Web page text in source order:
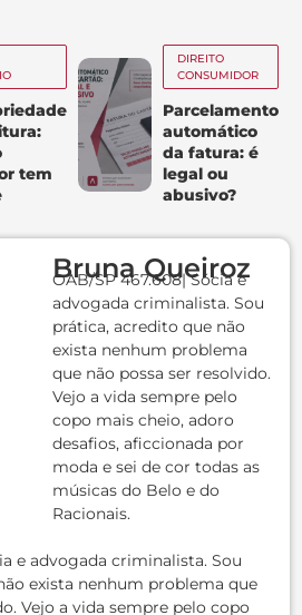
Bruna Queiroz
OAB/SP 467.608| Sócia e
advogada criminalista. Sou
prática, acredito que não
exista nenhum problema
que não possa ser resolvido.
Vejo a vida sempre pelo
copo mais cheio, adoro
desafios, aficcionada por
moda e sei de cor todas as
músicas do Belo e do
Racionais.
e advogada criminalista. Sou
exista nenhum problema que
Vejo a vida sempre pelo copo
tem
DIREITO
CONSUMIDOR
Parcelamento
automático
da fatura: é
legal ou
abusivo?